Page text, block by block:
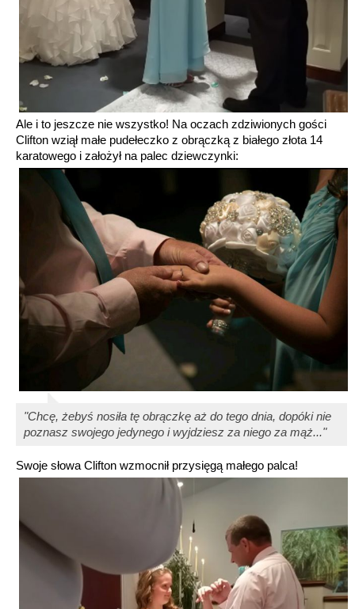
Ale i to jeszcze nie wszystko! Na oczach zdziwionych gości
Clifton wziął małe pudełeczko z obrączką z białego złota 14
karatowego i założył na palec dziewczynki:
"Chcę, żebyś nosiła tę obrączkę aż do tego dnia, dopóki nie
poznasz swojego jedynego i wyjdziesz za niego za mąż..."
Swoje słowa Clifton wzmocnił przysięgą małego palca!